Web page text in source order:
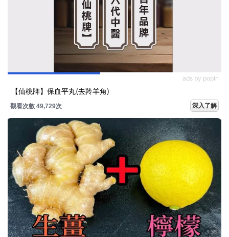
ads by popIn
【仙桃牌】保血平丸(去羚羊角)
觀看次數 49,729次 深入了解